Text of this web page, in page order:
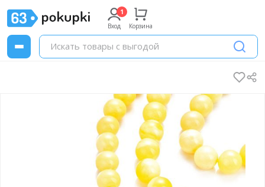
Вход Корзина